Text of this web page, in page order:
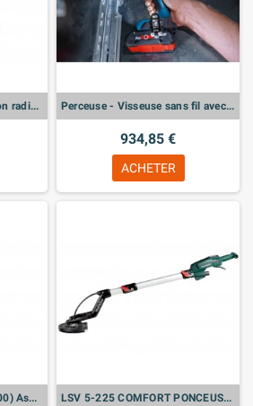
Scie à onglets avec fonction radiale KGSV 72 Xact SYM (612216000) + KSU 251 Perceuse - Visseuse sans fil avec Batteries 4.0A x 2u - GSR 18V-90 FC
934,85 €
ACHETER
ASR 35 M ACP (602058000) Aspirateur LSV 5-225 COMFORT PONCEUSES À BRAS - 600136000